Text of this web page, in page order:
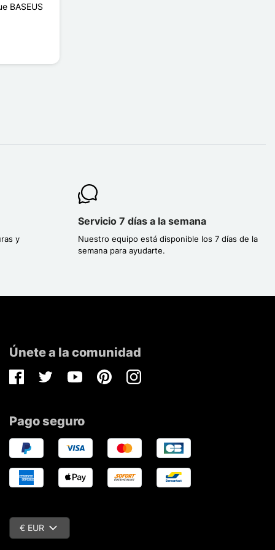
BASEUS
y
Servicio 7 días a la semana
Nuestro equipo está disponible los 7 días de la
semana para ayudarte.
Únete a la comunidad
FacebookTwitterYoutubePinterestInstagram
Pago seguro
€ EUR